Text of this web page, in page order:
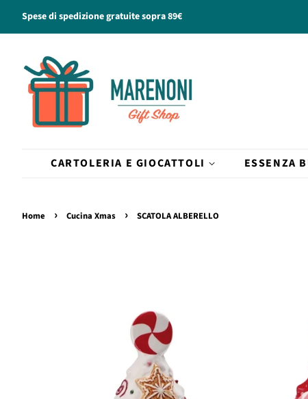
Spese di spedizione gratuite sopra 89€
CARTOLERIA E GIOCATTOLI ESSENZA
Home › Cucina Xmas › SCATOLA ALBERELLO